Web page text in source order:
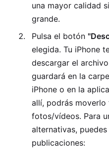
una mayor calidad
grande.
Pulsa el botón
elegida. Tu iPhone
descargar el
guardará en la
iPhone o en la
allí, podrás
fotos/vídeos. Para
alternativas,
publicaciones: